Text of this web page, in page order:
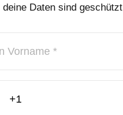
deine Daten sind geschützt